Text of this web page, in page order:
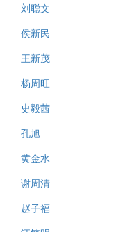
刘聪文
侯新民
王新茂
杨周旺
史毅茜
孔旭
黄金水
谢周清
赵子福